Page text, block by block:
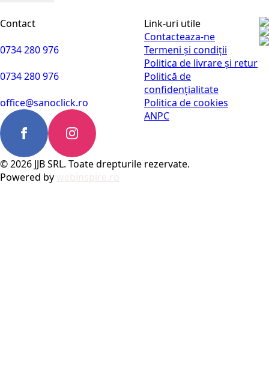
Contact
0734 280 976
0734 280 976
office@sanoclick.ro
Link-uri utile
Contacteaza-ne
Termeni și condiții
Politica de livrare și retur
Politică de
confidențialitate
Politica de cookies
ANPC
© 2026 JJB SRL. Toate drepturile rezervate.
Powered by